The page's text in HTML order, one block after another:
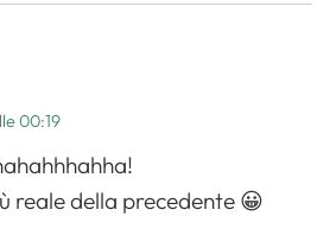
00:19
reale della precedente 😀